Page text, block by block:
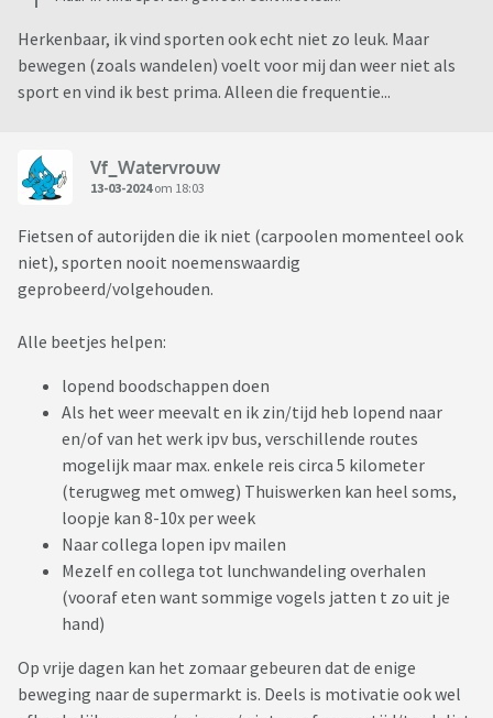
Herkenbaar, ik vind sporten ook echt niet zo leuk. Maar
bewegen (zoals wandelen) voelt voor mij dan weer niet als
sport en vind ik best prima. Alleen die frequentie...
Vf_Watervrouw
13-03-2024om 18:03
Fietsen of autorijden die ik niet (carpoolen momenteel ook
niet), sporten nooit noemenswaardig
geprobeerd/volgehouden.
Alle beetjes helpen:
lopend boodschappen doen
Als het weer meevalt en ik zin/tijd heb lopend naar
en/of van het werk ipv bus, verschillende routes
mogelijk maar max. enkele reis circa 5 kilometer
(terugweg met omweg) Thuiswerken kan heel soms,
loopje kan 8-10x per week
Naar collega lopen ipv mailen
Mezelf en collega tot lunchwandeling overhalen
(vooraf eten want sommige vogels jatten t zo uit je
hand)
Op vrije dagen kan het zomaar gebeuren dat de enige
beweging naar de supermarkt is. Deels is motivatie ook wel